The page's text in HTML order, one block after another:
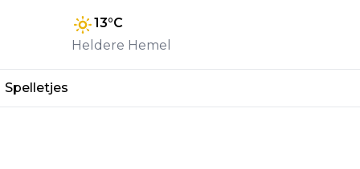
13°C
Heldere Hemel
Spelletjes